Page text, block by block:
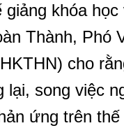
giảng khóa
Thành, Phó
cho
lại, song việc
ứng trên